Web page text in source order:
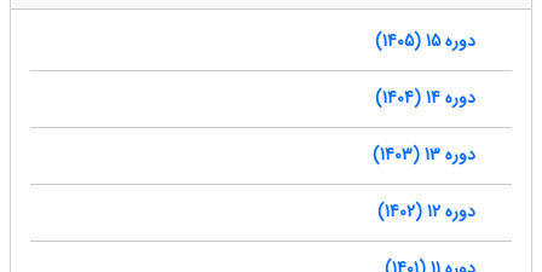
دوره 15 (1405)
دوره 14 (1404)
دوره 13 (1403)
دوره 12 (1402)